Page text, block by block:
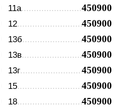
11а 450900
12 450900
13б 450900
13в 450900
13г 450900
15 450900
18 450900